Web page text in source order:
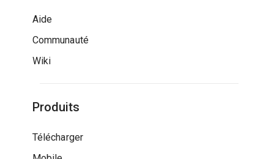
Aide
Communauté
Wiki
Produits
Télécharger